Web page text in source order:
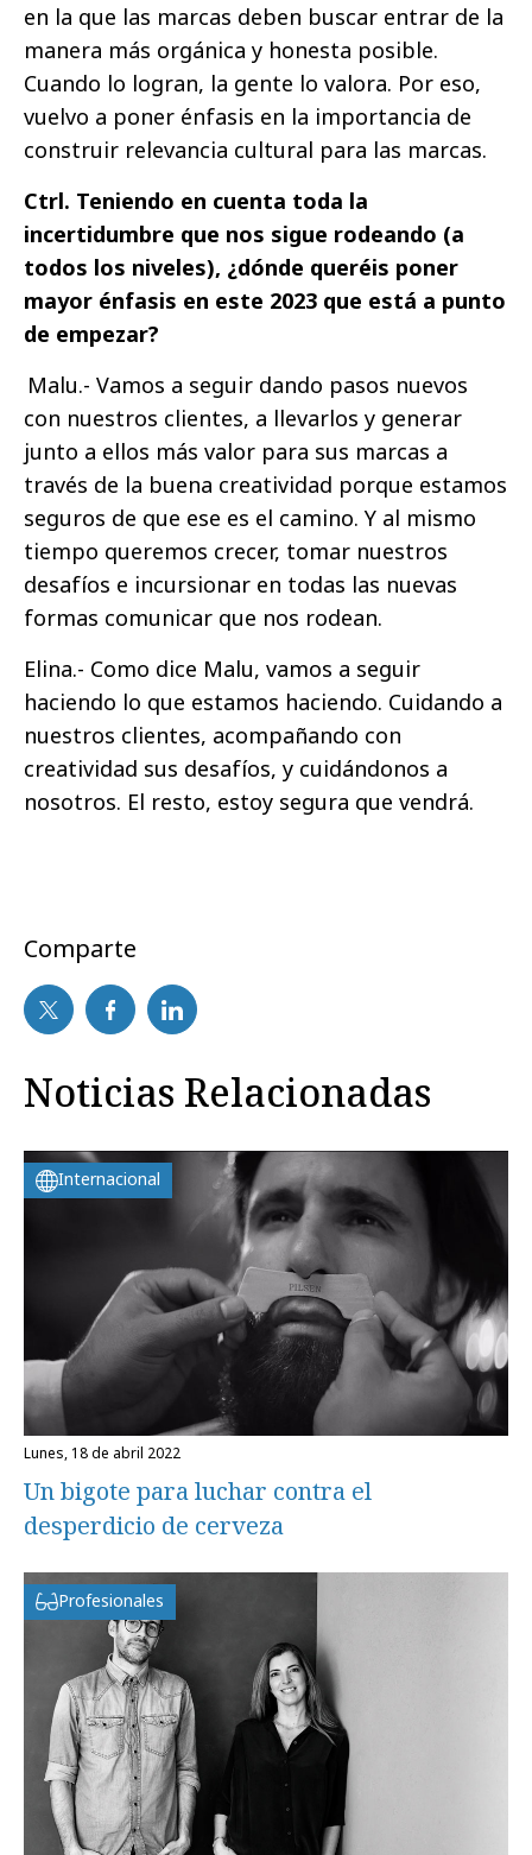
en la que las marcas deben buscar entrar de la
manera más orgánica y honesta posible.
Cuando lo logran, la gente lo valora. Por eso,
vuelvo a poner énfasis en la importancia de
construir relevancia cultural para las marcas.
Ctrl. Teniendo en cuenta toda la
incertidumbre que nos sigue rodeando (a
todos los niveles), ¿dónde queréis poner
mayor énfasis en este 2023 que está a punto
de empezar?
Malu.- Vamos a seguir dando pasos nuevos
con nuestros clientes, a llevarlos y generar
junto a ellos más valor para sus marcas a
través de la buena creatividad porque estamos
seguros de que ese es el camino. Y al mismo
tiempo queremos crecer, tomar nuestros
desafíos e incursionar en todas las nuevas
formas comunicar que nos rodean.
Elina.- Como dice Malu, vamos a seguir
haciendo lo que estamos haciendo. Cuidando a
nuestros clientes, acompañando con
creatividad sus desafíos, y cuidándonos a
nosotros. El resto, estoy segura que vendrá.
Comparte
Noticias Relacionadas
Internacional
lunes, 18 de abril 2022
Un bigote para luchar contra el
desperdicio de cerveza
Profesionales